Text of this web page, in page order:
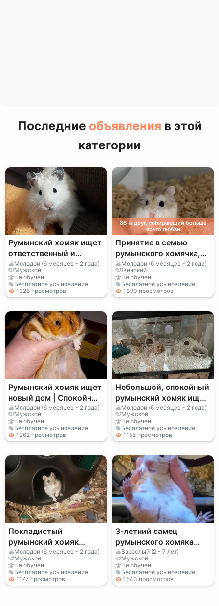
Последние объявления в этой
категории
Румынский хомяк ищет
ответственный и
постоянный дом
Молодой (6 месяцев - 2 года)
Мужской
Не обучен
Бесплатное усыновление
1325 просмотров
86-й друг, собирающий больше
всего любви
Принятие в семью
румынского хомячка,
выращенного в
домашних условиях.
Молодой (6 месяцев - 2 года)
Женский
Не обучен
Бесплатное усыновление
1390 просмотров
Румынский хомяк ищет
новый дом | Спокойный
и ласковый
Молодой (6 месяцев - 2 года)
Мужской
Не обучен
Бесплатное усыновление
1362 просмотров
Небольшой, спокойный
румынский хомяк ищет
новый дом.
Молодой (6 месяцев - 2 года)
Мужской
Не обучен
Бесплатное усыновление
1155 просмотров
Покладистый
румынский хомяк
надеется найти новый
тихий дом.
Молодой (6 месяцев - 2 года)
Мужской
Не обучен
Бесплатное усыновление
1177 просмотров
3-летний самец
румынского хомяка
бесплатно
Взрослый (2 - 7 лет)
Мужской
Не обучен
Бесплатное усыновление
1543 просмотров